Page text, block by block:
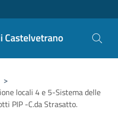
Castelvetrano
>
locali 4 e 5-Sistema delle
PIP -C.da Strasatto.